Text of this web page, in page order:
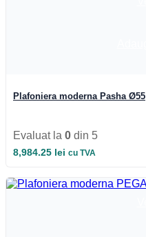
Plafoniera moderna Pasha Ø55
Evaluat la 0 din 5
8,984.25 lei cu TVA